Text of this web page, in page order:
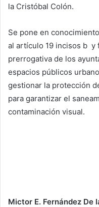
la Cristóbal Colón.
Se pone en
al artículo 19 incisos b y
prerrogativa de los
espacios públicos
gestionar la protección
para garantizar el
contaminación visual.
Mictor E. Fernández De